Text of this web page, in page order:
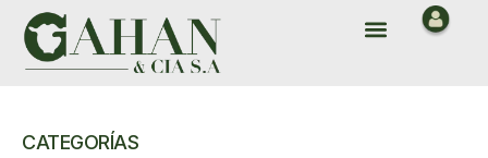
contenido
Menu
CATEGORÍAS